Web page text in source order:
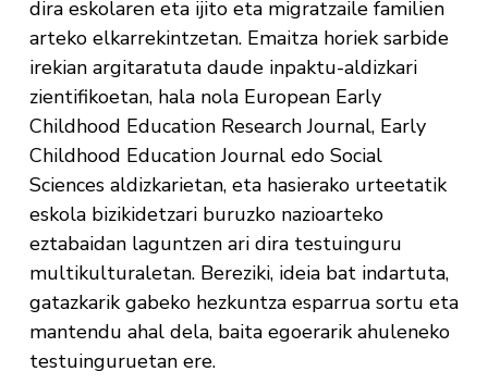
dira eskolaren eta ijito eta migratzaile familien
arteko elkarrekintzetan. Emaitza horiek sarbide
irekian argitaratuta daude inpaktu-aldizkari
zientifikoetan, hala nola European Early
Childhood Education Research Journal, Early
Childhood Education Journal edo Social
Sciences aldizkarietan, eta hasierako urteetatik
eskola bizikidetzari buruzko nazioarteko
eztabaidan laguntzen ari dira testuinguru
multikulturaletan. Bereziki, ideia bat indartuta,
gatazkarik gabeko hezkuntza esparrua sortu eta
mantendu ahal dela, baita egoerarik ahuleneko
testuinguruetan ere.